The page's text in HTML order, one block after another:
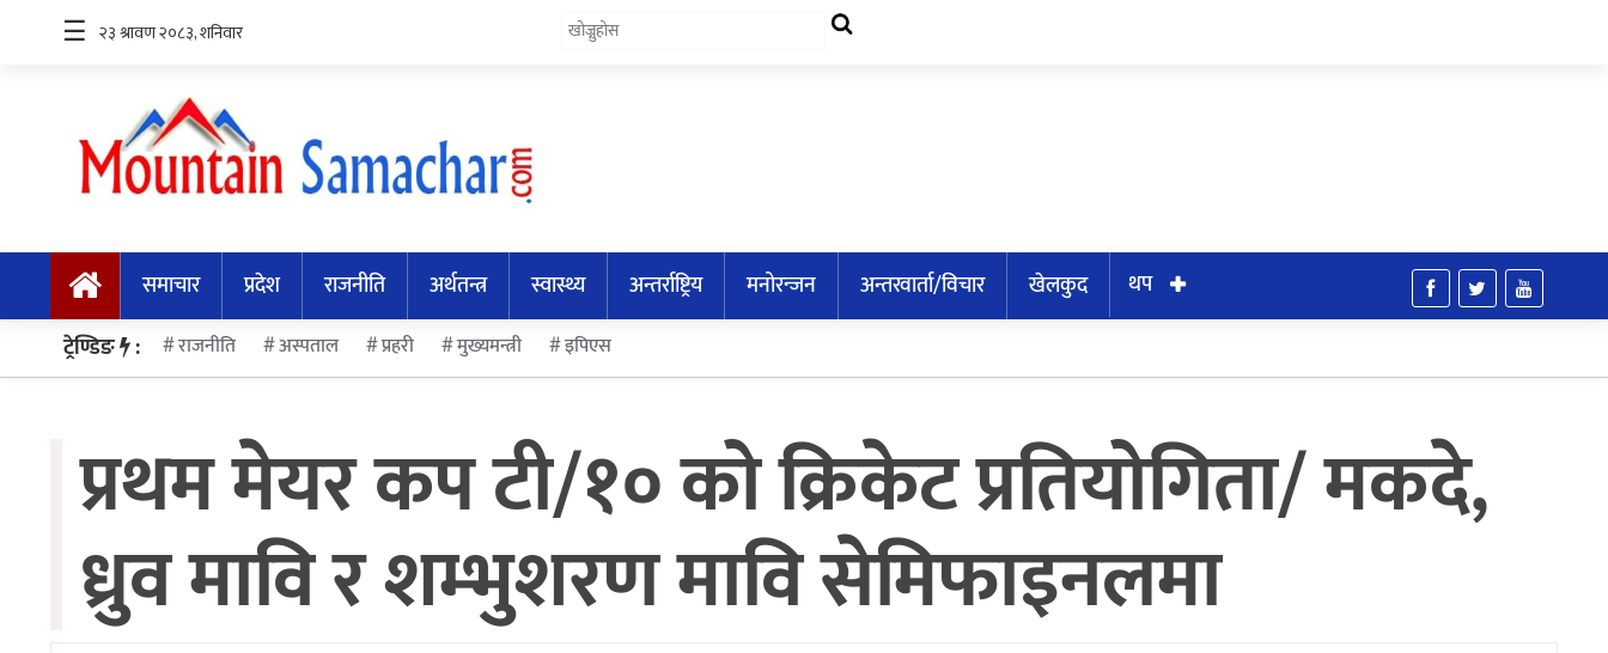
समाचार
प्रदेश
राजनीति
अर्थतन्त्र
अन्तर्राष्ट्रिय
मनोरन्जन
अन्तरवार्ता/
विचार
खेलकुद
☰
समाचार प्रदेश राजनीति अर्थतन्त्र स्वास्थ्य अन्तर्राष्ट्रिय मनोरन्जन अन्तरवार्ता/विचार खेलकुद
थप
ट्रेण्डिङ : राजनीति अस्पताल प्रहरी मुख्यमन्त्री इपिएस
प्रथम मेयर कप टी/१० को क्रिकेट प्रतियोगिता/ मकदे,
ध्रुव मावि र शम्भुशरण मावि सेमिफाइनलमा